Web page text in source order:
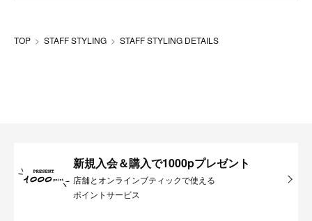
TOP STAFF STYLING STAFF STYLING DETAILS
新規入会＆購入で1000pプレゼント
店舗とオンラインブティックで使える
ポイントサービス